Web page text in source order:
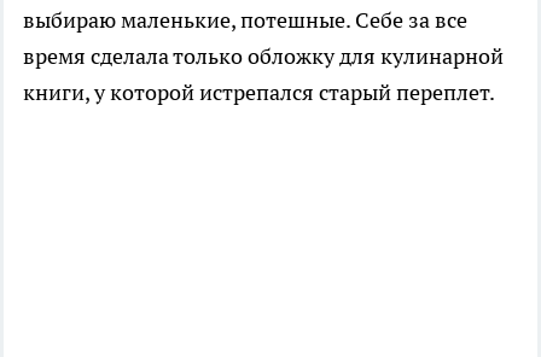
выбираю маленькие, потешные. Себе за все
время сделала только обложку для кулинарной
книги, у которой истрепался старый переплет.